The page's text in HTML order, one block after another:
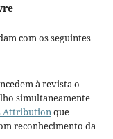
com os seguintes
à revista o
simultaneamente
Attributionque
reconhecimento da